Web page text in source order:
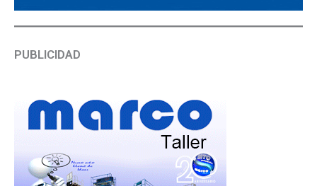
PUBLICIDAD